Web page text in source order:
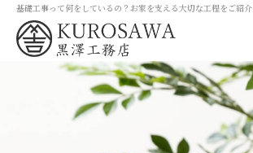
基礎工事って何をしているの？お家を支える大切な工程をご紹介